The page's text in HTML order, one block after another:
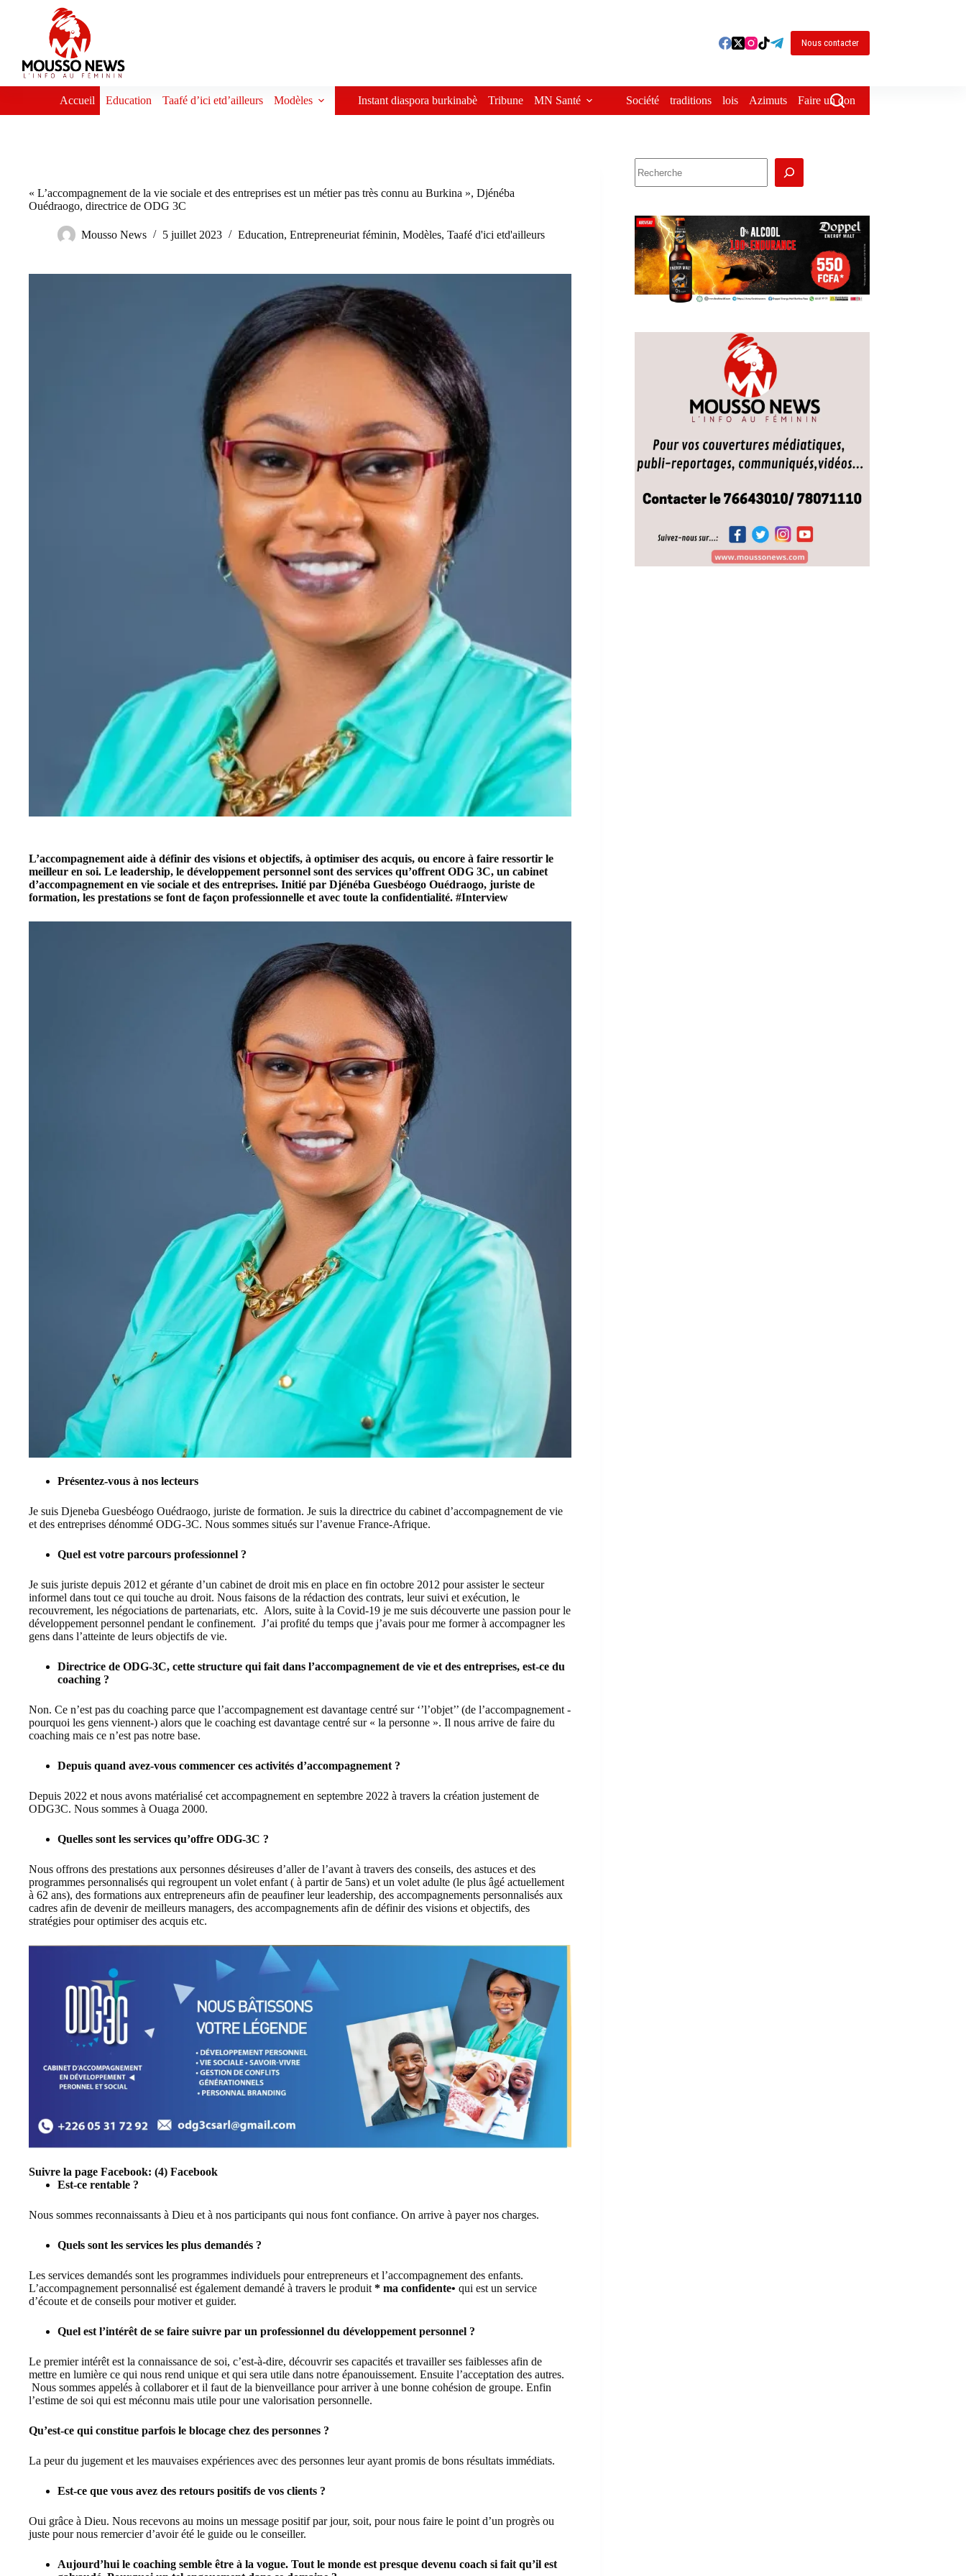
Nous contacter
Accueil Education Taafé d’ici etd’ailleurs Modèles Instant diaspora burkinabè Tribune MN Santé Société traditions lois Azimuts Faire un don
« L’accompagnement de la vie sociale et des entreprises est un métier pas très connu au Burkina », Djénéba
Ouédraogo, directrice de ODG 3C
Mousso News 5 juillet 2023 Education, Entrepreneuriat féminin, Modèles, Taafé d'ici etd'ailleurs
L’accompagnement aide à définir des visions et objectifs, à optimiser des acquis, ou encore à faire ressortir le
meilleur en soi. Le leadership, le développement personnel sont des services qu’offrent ODG 3C, un cabinet
d’accompagnement en vie sociale et des entreprises. Initié par Djénéba Guesbéogo Ouédraogo, juriste de
formation, les prestations se font de façon professionnelle et avec toute la confidentialité. #Interview
Présentez-vous à nos lecteurs
Je suis Djeneba Guesbéogo Ouédraogo, juriste de formation. Je suis la directrice du cabinet d’accompagnement de vie
et des entreprises dénommé ODG-3C. Nous sommes situés sur l’avenue France-Afrique.
Quel est votre parcours professionnel ?
Je suis juriste depuis 2012 et gérante d’un cabinet de droit mis en place en fin octobre 2012 pour assister le secteur
informel dans tout ce qui touche au droit. Nous faisons de la rédaction des contrats, leur suivi et exécution, le
recouvrement, les négociations de partenariats, etc. Alors, suite à la Covid-19 je me suis découverte une passion pour le
développement personnel pendant le confinement. J’ai profité du temps que j’avais pour me former à accompagner les
gens dans l’atteinte de leurs objectifs de vie.
Directrice de ODG-3C, cette structure qui fait dans l’accompagnement de vie et des entreprises, est-ce du
coaching ?
Non. Ce n’est pas du coaching parce que l’accompagnement est davantage centré sur ‘’l’objet’’ (de l’accompagnement -
pourquoi les gens viennent-) alors que le coaching est davantage centré sur « la personne ». Il nous arrive de faire du
coaching mais ce n’est pas notre base.
Depuis quand avez-vous commencer ces activités d’accompagnement ?
Depuis 2022 et nous avons matérialisé cet accompagnement en septembre 2022 à travers la création justement de
ODG3C. Nous sommes à Ouaga 2000.
Quelles sont les services qu’offre ODG-3C ?
Nous offrons des prestations aux personnes désireuses d’aller de l’avant à travers des conseils, des astuces et des
programmes personnalisés qui regroupent un volet enfant ( à partir de 5ans) et un volet adulte (le plus âgé actuellement
à 62 ans), des formations aux entrepreneurs afin de peaufiner leur leadership, des accompagnements personnalisés aux
cadres afin de devenir de meilleurs managers, des accompagnements afin de définir des visions et objectifs, des
stratégies pour optimiser des acquis etc.
Suivre la page Facebook: (4) Facebook
Est-ce rentable ?
Nous sommes reconnaissants à Dieu et à nos participants qui nous font confiance. On arrive à payer nos charges.
Quels sont les services les plus demandés ?
Les services demandés sont les programmes individuels pour entrepreneurs et l’accompagnement des enfants.
L’accompagnement personnalisé est également demandé à travers le produit * ma confidente• qui est un service
d’écoute et de conseils pour motiver et guider.
Quel est l’intérêt de se faire suivre par un professionnel du développement personnel ?
Le premier intérêt est la connaissance de soi, c’est-à-dire, découvrir ses capacités et travailler ses faiblesses afin de
mettre en lumière ce qui nous rend unique et qui sera utile dans notre épanouissement. Ensuite l’acceptation des autres.
Nous sommes appelés à collaborer et il faut de la bienveillance pour arriver à une bonne cohésion de groupe. Enfin
l’estime de soi qui est méconnu mais utile pour une valorisation personnelle.
Qu’est-ce qui constitue parfois le blocage chez des personnes ?
La peur du jugement et les mauvaises expériences avec des personnes leur ayant promis de bons résultats immédiats.
Est-ce que vous avez des retours positifs de vos clients ?
Oui grâce à Dieu. Nous recevons au moins un message positif par jour, soit, pour nous faire le point d’un progrès ou
juste pour nous remercier d’avoir été le guide ou le conseiller.
Aujourd’hui le coaching semble être à la vogue. Tout le monde est presque devenu coach si fait qu’il est